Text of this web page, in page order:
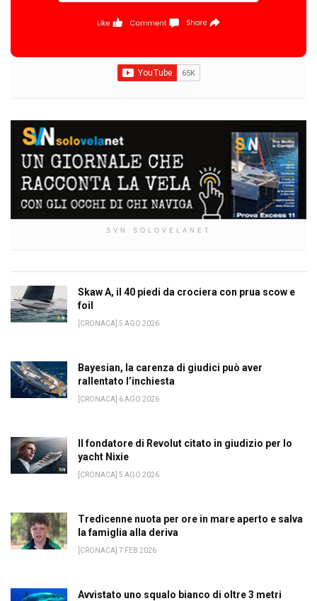
SVN SOLOVELANET
Skaw A, il 40 piedi da crociera con prua scow e
foil
[CRONACA] 5 AGO 2026
Bayesian, la carenza di giudici può aver
rallentato l’inchiesta
[CRONACA] 6 AGO 2026
Il fondatore di Revolut citato in giudizio per lo
yacht Nixie
[CRONACA] 5 AGO 2026
Tredicenne nuota per ore in mare aperto e salva
la famiglia alla deriva
[CRONACA] 7 FEB 2026
Avvistato uno squalo bianco di oltre 3 metri